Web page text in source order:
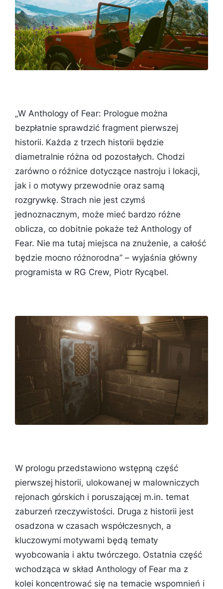
„W Anthology of Fear: Prologue można
bezpłatnie sprawdzić fragment pierwszej
historii. Każda z trzech historii będzie
diametralnie różna od pozostałych. Chodzi
zarówno o różnice dotyczące nastroju i lokacji,
jak i o motywy przewodnie oraz samą
rozgrywkę. Strach nie jest czymś
jednoznacznym, może mieć bardzo różne
oblicza, co dobitnie pokaże też Anthology of
Fear. Nie ma tutaj miejsca na znużenie, a całość
będzie mocno różnorodna” – wyjaśnia główny
programista w RG Crew, Piotr Rycąbel.
W prologu przedstawiono wstępną część
pierwszej historii, ulokowanej w malowniczych
rejonach górskich i poruszającej m.in. temat
zaburzeń rzeczywistości. Druga z historii jest
osadzona w czasach współczesnych, a
kluczowymi motywami będą tematy
wyobcowania i aktu twórczego. Ostatnia część
wchodząca w skład Anthology of Fear ma z
kolei koncentrować się na temacie wspomnień i